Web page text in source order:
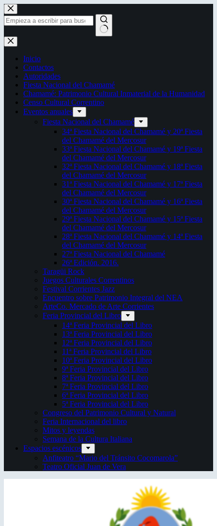
Saltar
al
contenido
Sin
resultados
Inicio
Contactos
Autoridades
Fiesta Nacional del Chamamé
Chamamé: Patrimonio Cultural Inmaterial de la Humanidad
Censo Cultural Correntino
Eventos anuales
Fiesta Nacional del Chamamé
34ª Fiesta Nacional del Chamamé y 20ª Fiesta
del Chamamé del Mercosur
33ª Fiesta Nacional del Chamamé y 19ª Fiesta
del Chamamé del Mercosur
32ª Fiesta Nacional del Chamamé y 18ª Fiesta
del Chamamé del Mercosur
31ª Fiesta Nacional del Chamamé y 17ª Fiesta
del Chamamé del Mercosur
30ª Fiesta Nacional del Chamamé y 16ª Fiesta
del Chamamé del Mercosur
29ª Fiesta Nacional del Chamamé y 15ª Fiesta
del Chamamé del Mercosur
28ª Fiesta Nacional del Chamamé y 14ª Fiesta
del Chamamé del Mercosur
27ª Fiesta Nacional del Chamamé
26ª Edición. 2016.
Taragüi Rock
Juegos Culturales Correntinos
Festival Corrientes Jazz
Encuentro sobre Patrimonio Integral del NEA
ArteCo. Mercado de Arte Corrientes
Feria Provincial del Libro
14ª Feria Provincial del Libro
13ª Feria Provincial del Libro
12ª Feria Provincial del Libro
11ª Feria Provincial del Libro
10ª Feria Provincial del Libro
9ª Feria Provincial del Libro
8ª Feria Provincial del Libro
7ª Feria Provincial del Libro
6ª Feria Provincial del Libro
5ª Feria Provincial del Libro
Congreso del Patrimonio Cultural y Natural
Feria Internacional del libro
Mitos y leyendas
Semana de la Cultura Italiana
Espacios escénicos
Anfiteatro “Mario del Tránsito Cocomarola”
Teatro Oficial Juan de Vera